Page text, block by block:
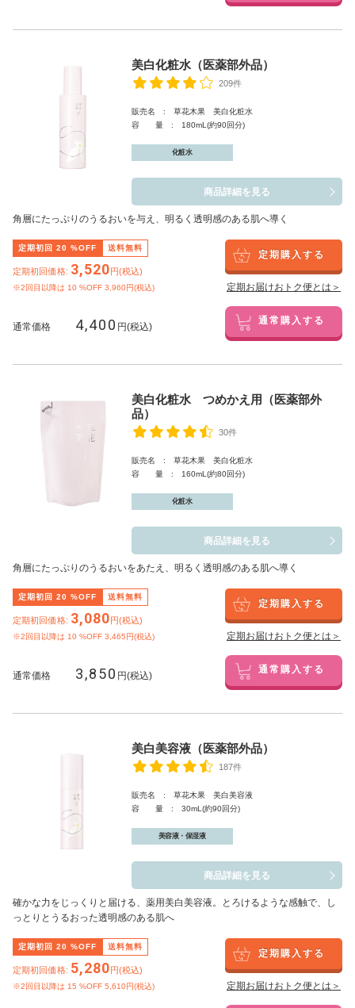
美白化粧水（医薬部外品）
209件
販売名 : 草花木果 美白化粧水
容 量 : 180mL(約90回分)
化粧水
商品詳細を見る
角層にたっぷりのうるおいを与え、明るく透明感のある肌へ導く
定期初回 20 %OFF 送料無料
定期初回価格: 3,520円(税込)
※2回目以降は 10 %OFF 3,960円(税込)
定期購入する
定期お届けおトク便とは＞
通常価格 4,400 円(税込) 通常購入する
美白化粧水 つめかえ用（医薬部外
品）
30件
販売名 : 草花木果 美白化粧水
容 量 : 160mL(約80回分)
化粧水
商品詳細を見る
角層にたっぷりのうるおいをあたえ、明るく透明感のある肌へ導く
定期初回 20 %OFF 送料無料
定期初回価格: 3,080円(税込)
※2回目以降は 10 %OFF 3,465円(税込)
定期購入する
定期お届けおトク便とは＞
通常価格 3,850 円(税込) 通常購入する
美白美容液（医薬部外品）
187件
販売名 : 草花木果 美白美容液
容 量 : 30mL(約90回分)
美容液・保湿液
商品詳細を見る
確かな力をじっくりと届ける、薬用美白美容液。とろけるような感触で、し
っとりとうるおった透明感のある肌へ
定期初回 20 %OFF 送料無料
定期初回価格: 5,280円(税込)
※2回目以降は 15 %OFF 5,610円(税込)
定期購入する
定期お届けおトク便とは＞